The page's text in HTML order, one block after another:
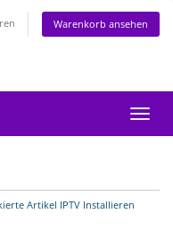
Warenkorb ansehen
ein-/
Artikel IPTV Installieren